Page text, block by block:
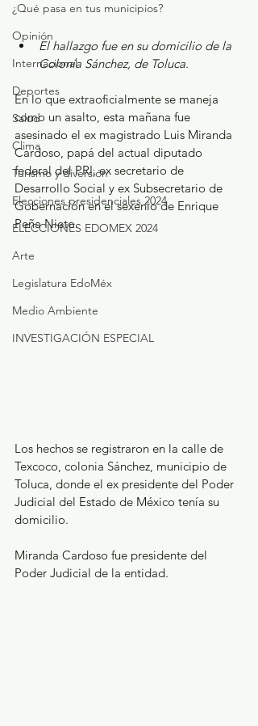
¿Qué pasa en tus municipios?
Opinión
Internacional
Deportes
Salud
Clima
Turismo y diversión
Elecciones presidenciales 2024
ELECCIONES EDOMEX 2024
Arte
Legislatura EdoMéx
Medio Ambiente
INVESTIGACIÓN ESPECIAL
El hallazgo fue en su domicilio de la
Colonia Sánchez, de Toluca.
En lo que extraoficialmente se maneja
como un asalto, esta mañana fue
asesinado el ex magistrado Luis Miranda
Cardoso, papá del actual diputado
federal del PRI, ex secretario de
Desarrollo Social y ex Subsecretario de
Gobernación en el sexenio de Enrique
Peña Nieto.
Los hechos se registraron en la calle de
Texcoco, colonia Sánchez, municipio de
Toluca, donde el ex presidente del Poder
Judicial del Estado de México tenía su
domicilio.
Miranda Cardoso fue presidente del
Poder Judicial de la entidad.